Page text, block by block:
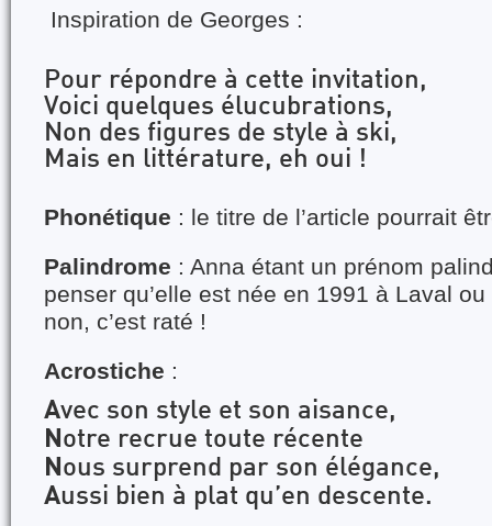
Inspiration de Georges :
Pour répondre à cette invitation,
Voici quelques élucubrations,
Non des figures de style à ski,
Mais en littérature, eh oui !
Phonétique : le titre de l’article pourrait
Palindrome : Anna étant un prénom
penser qu’elle est née en 1991 à Laval
non, c’est raté !
Acrostiche :
Avec son style et son aisance,
N otre recrue toute récente
N ous surprend par son élégance,
Aussi bien à plat qu’en descente.